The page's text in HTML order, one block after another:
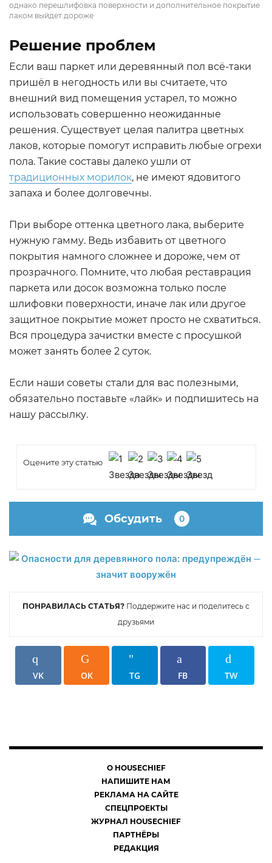
однако перешлифовка поверхности и дополнительное покрытие
лаком выйдет дороже
Решение проблем
Если ваш паркет или деревянный пол всё-таки
пришёл в негодность или вы считаете, что
внешний вид помещения устарел, то можно
использовать совершенно неожиданные
решения. Существует целая палитра цветных
лаков, которые помогут исправить любые огрехи
пола. Такие составы далеко ушли от
традиционных морилок, не имеют ядовитого
запаха и более долговечны.
При выборе оттенка цветного лака, выберите
нужную гамму. Ведь избавить от цветного
покрытия намного сложнее и дороже, чем от
прозрачного. Помните, что любая реставрация
паркета или досок возможна только после
шлифовки поверхности, иначе лак или другое
защитное покрытие может просто не схватиться.
Вся процедура зачистки вместе с просушкой
может занять более 2 суток.
Если наши советы стали для вас полезными,
обязательно поставьте «лайк» и подпишитесь на
нашу рассылку.
Оцените эту статью
Обсудить 0
ПОНРАВИЛАСЬ СТАТЬЯ? Поддержите нас и поделитесь с
друзьями
VK OK TG FB TW
О HOUSECHIEF
НАПИШИТЕ НАМ
РЕКЛАМА НА САЙТЕ
СПЕЦПРОЕКТЫ
ЖУРНАЛ HOUSECHIEF
ПАРТНЁРЫ
РЕДАКЦИЯ